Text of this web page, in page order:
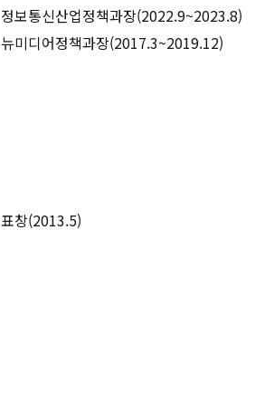
보통신산업정책과장(2022.9~2023.8)
미디어정책과장(2017.3~2019.12)
창(2013.5)